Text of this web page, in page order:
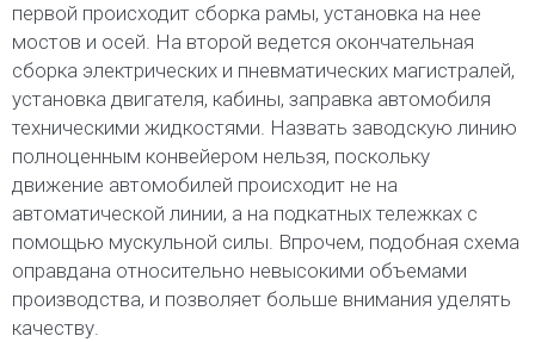
первой происходит сборка рамы, установка на нее
мостов и осей. На второй ведется окончательная
сборка электрических и пневматических магистралей,
установка двигателя, кабины, заправка автомобиля
техническими жидкостями. Назвать заводскую линию
полноценным конвейером нельзя, поскольку
движение автомобилей происходит не на
автоматической линии, а на подкатных тележках с
помощью мускульной силы. Впрочем, подобная схема
оправдана относительно невысокими объемами
производства, и позволяет больше внимания уделять
качеству.